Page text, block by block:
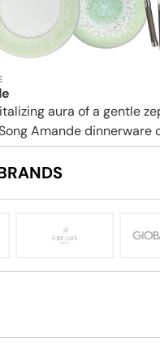
aura of a gentle
Amande dinnerware